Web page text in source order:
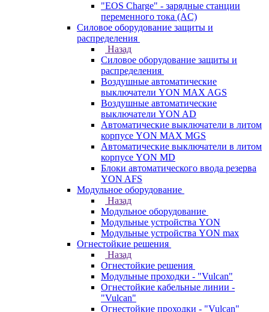
"EOS Charge" - зарядные станции
переменного тока (AC)
Силовое оборудование защиты и
распределения
Назад
Силовое оборудование защиты и
распределения
Воздушные автоматические
выключатели YON MAX AGS
Воздушные автоматические
выключатели YON AD
Автоматические выключатели в литом
корпусе YON MAX MGS
Автоматические выключатели в литом
корпусе YON MD
Блоки автоматического ввода резерва
YON AFS
Модульное оборудование
Назад
Модульное оборудование
Модульные устройства YON
Модульные устройства YON max
Огнестойкие решения
Назад
Огнестойкие решения
Модульные проходки - "Vulcan"
Огнестойкие кабельные линии -
"Vulcan"
Огнестойкие проходки - "Vulcan"